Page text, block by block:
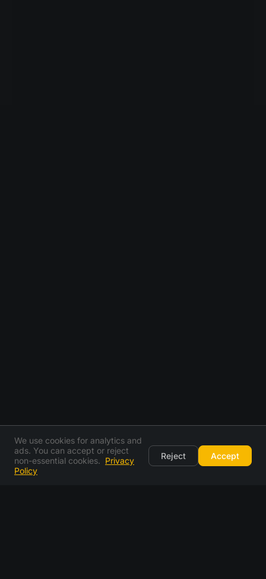
We use cookies for analytics and
ads. You can accept or reject
non-essential cookies. Privacy
Policy
Reject Accept